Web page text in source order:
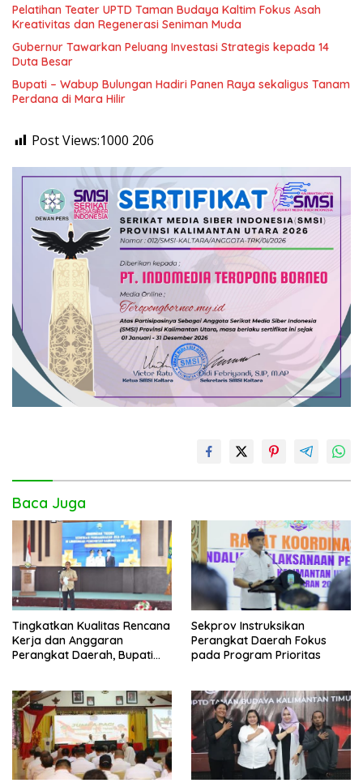
Pelatihan Teater UPTD Taman Budaya Kaltim Fokus Asah
Kreativitas dan Regenerasi Seniman Muda
Gubernur Tawarkan Peluang Investasi Strategis kepada 14
Duta Besar
Bupati – Wabup Bulungan Hadiri Panen Raya sekaligus Tanam
Perdana di Mara Hilir
Post Views:1000 206
Baca Juga
Tingkatkan Kualitas Rencana
Kerja dan Anggaran
Perangkat Daerah, Bupati
Sekprov Instruksikan
Perangkat Daerah Fokus
pada Program Prioritas